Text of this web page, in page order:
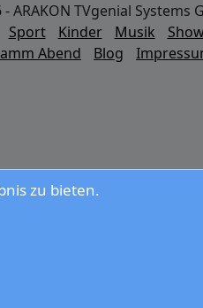
zu bieten.
ARAKON TVgenial Systems
Sport Kinder Musik
Abend Blog